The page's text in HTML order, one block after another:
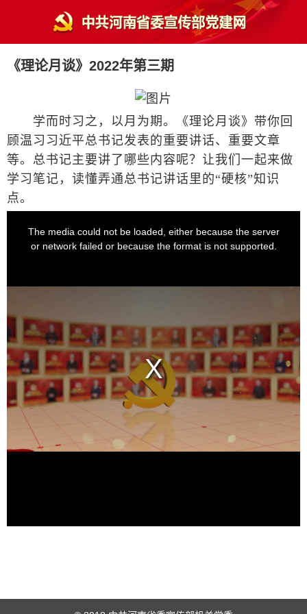
《理论月谈》2022年第三期
学而时习之，以月为期。《理论月谈》带你回
顾温习习近平总书记发表的重要讲话、重要文章
等。总书记主要讲了哪些内容呢？让我们一起来做
学习笔记，读懂弄通总书记讲话里的“硬核”知识
点。